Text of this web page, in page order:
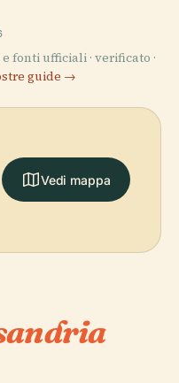
fonti ufficiali · verificato ·
guide →
Vedi mappa